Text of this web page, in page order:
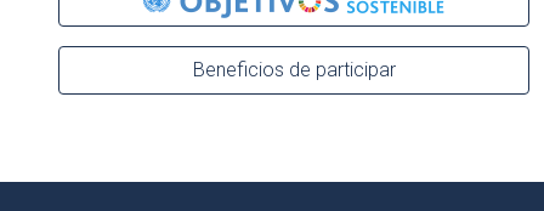
Beneficios de participar